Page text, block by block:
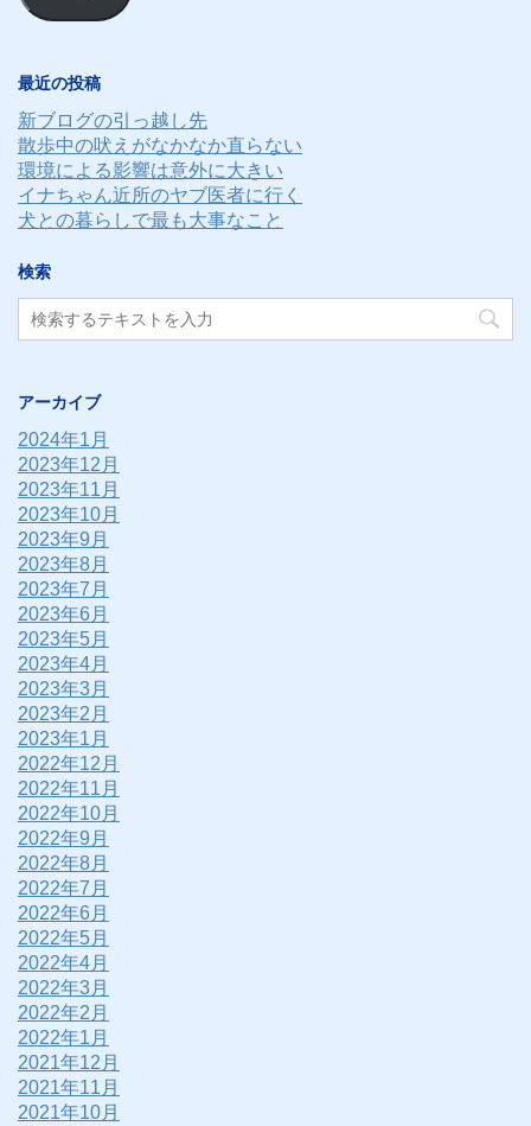
ス
最近の投稿
新ブログの引っ越し先
散歩中の吠えがなかなか直らない
環境による影響は意外に大きい
イナちゃん近所のヤブ医者に行く
犬との暮らしで最も大事なこと
検索
アーカイブ
2024年1月
2023年12月
2023年11月
2023年10月
2023年9月
2023年8月
2023年7月
2023年6月
2023年5月
2023年4月
2023年3月
2023年2月
2023年1月
2022年12月
2022年11月
2022年10月
2022年9月
2022年8月
2022年7月
2022年6月
2022年5月
2022年4月
2022年3月
2022年2月
2022年1月
2021年12月
2021年11月
2021年10月